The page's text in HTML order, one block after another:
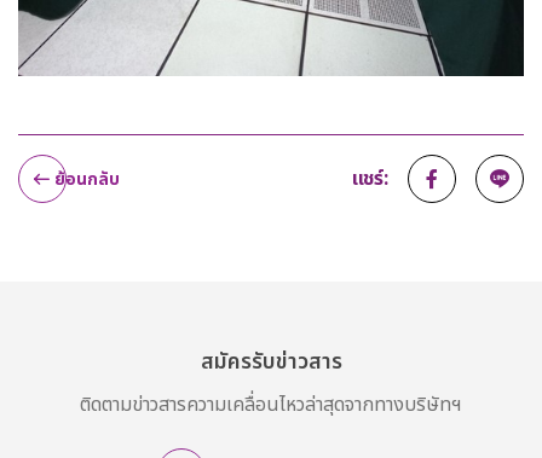
แชร์:
ย้อนกลับ
สมัครรับข่าวสาร
ติดตามข่าวสารความเคลื่อนไหวล่าสุดจากทางบริษัทฯ